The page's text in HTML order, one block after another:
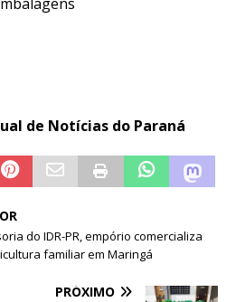
de Notícias do Paraná
do IDR-PR, empório comercializa
familiar em Maringá
PRÓXIMO